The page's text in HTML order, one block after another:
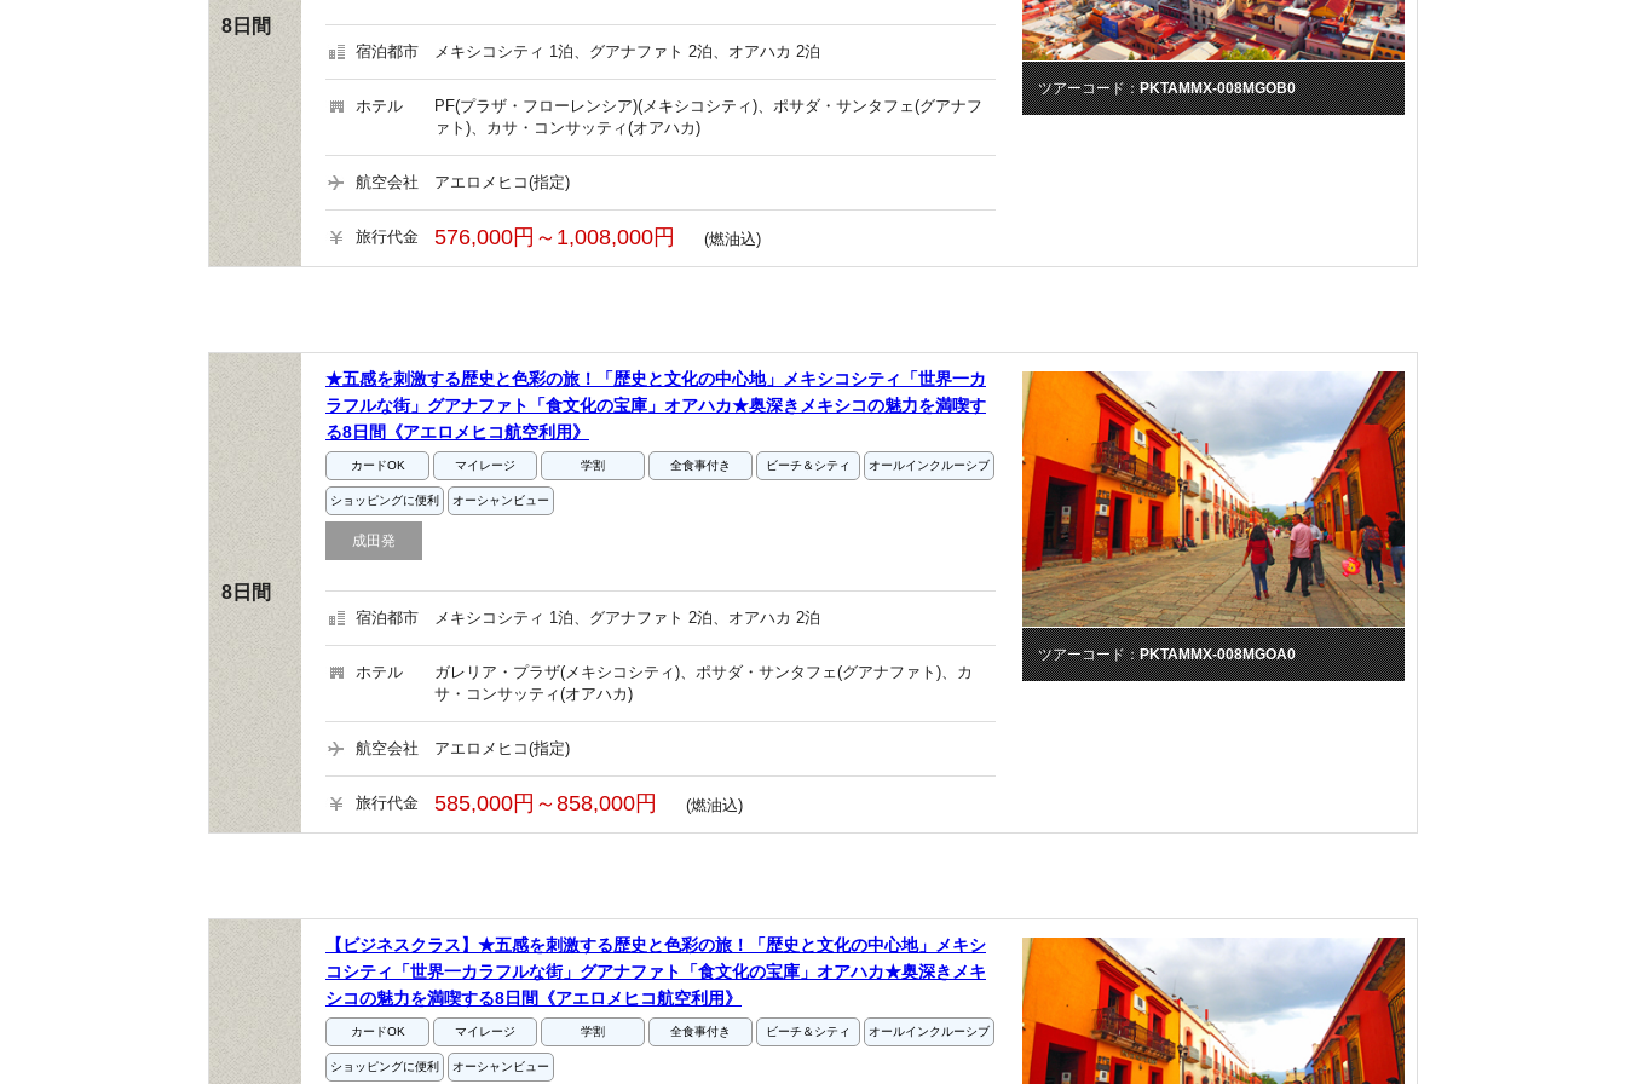
8日間
宿泊都市 メキシコシティ 1泊、グアナファト 2泊、オアハカ 2泊
ホテル
PF(プラザ・フローレンシア)(メキシコシティ)、ポサダ・サンタフェ(グアナフ
ァト)、カサ・コンサッティ(オアハカ)
航空会社 アエロメヒコ(指定)
旅行代金 576,000円～1,008,000円 (燃油込)
ツアーコード：PKTAMMX-008MGOB0
8日間
★五感を刺激する歴史と色彩の旅！「歴史と文化の中心地」メキシコシティ「世界一カ
ラフルな街」グアナファト「食文化の宝庫」オアハカ★奥深きメキシコの魅力を満喫す
る8日間《アエロメヒコ航空利用》
カードOK マイレージ 学割 全食事付き ビーチ＆シティ オールインクルーシブ
ショッピングに便利 オーシャンビュー
成田発
宿泊都市 メキシコシティ 1泊、グアナファト 2泊、オアハカ 2泊
ホテル
ガレリア・プラザ(メキシコシティ)、ポサダ・サンタフェ(グアナファト)、カ
サ・コンサッティ(オアハカ)
航空会社 アエロメヒコ(指定)
旅行代金 585,000円～858,000円 (燃油込)
ツアーコード：PKTAMMX-008MGOA0
【ビジネスクラス】★五感を刺激する歴史と色彩の旅！「歴史と文化の中心地」メキシ
コシティ「世界一カラフルな街」グアナファト「食文化の宝庫」オアハカ★奥深きメキ
シコの魅力を満喫する8日間《アエロメヒコ航空利用》
カードOK マイレージ 学割 全食事付き ビーチ＆シティ オールインクルーシブ
ショッピングに便利 オーシャンビュー